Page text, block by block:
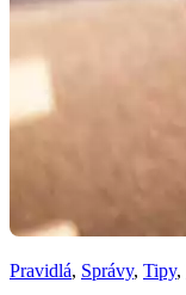
Pravidlá, Správy, Tipy,